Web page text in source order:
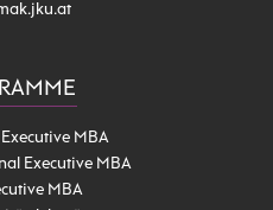
MBA
Executive MBA
MBA